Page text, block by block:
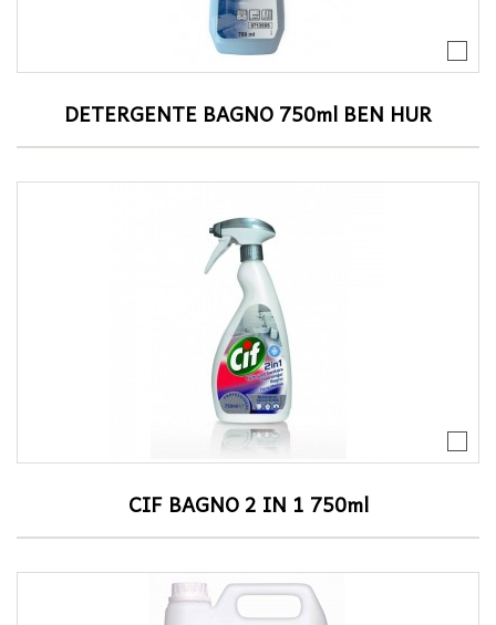
DETERGENTE BAGNO 750ml BEN HUR
CIF BAGNO 2 IN 1 750ml